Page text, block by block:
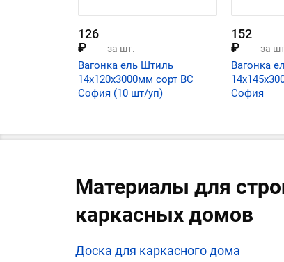
126
₽
за шт.
Вагонка ель Штиль
14х120х3000мм сорт ВС
София (10 шт/уп)
152
₽
за
Вагонка
София
Материалы для
каркасных домов
Доска для каркасного дома